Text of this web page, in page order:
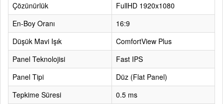
Çözünürlük
FullHD 1920x1080
En-Boy Oranı
16:9
Düşük Mavi Işık
ComfortView Plus
Panel Teknolojisi
Fast IPS
Panel Tipi
Düz (Flat Panel)
Tepkime Süresi
0.5 ms